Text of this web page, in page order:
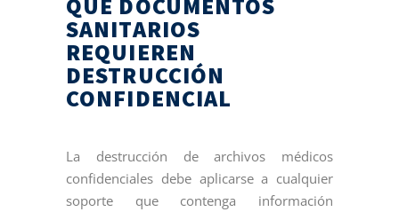
SANITARIOS
REQUIEREN
DESTRUCCIÓN
CONFIDENCIAL
La destrucción de archivos médicos
confidenciales debe aplicarse a cualquier
soporte que contenga información